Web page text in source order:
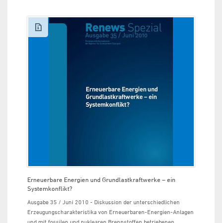
Erneuerbare Energien und Grundlastkraftwerke – ein
Systemkonflikt?
Ausgabe 35 / Juni 2010 - Diskussion der unterschiedlichen
Erzeugungscharakteristika von Erneuerbaren-Energien-Anlagen